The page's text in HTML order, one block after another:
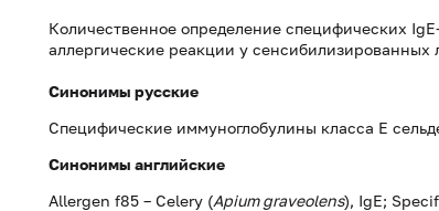
Количественное определение специфических
аллергические реакции у сенсибилизированных
Синонимы русские
Специфические иммуноглобулины класса Е
Синонимы английские
Allergen f85 – Celery (Apium graveolens), IgE;